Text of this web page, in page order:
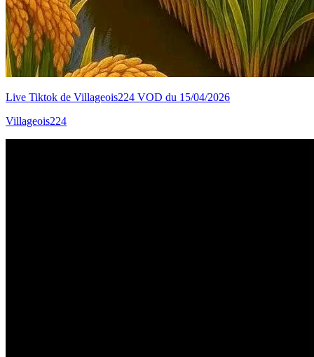
Live Tiktok de Villageois224 VOD du 15/04/2026
Villageois224